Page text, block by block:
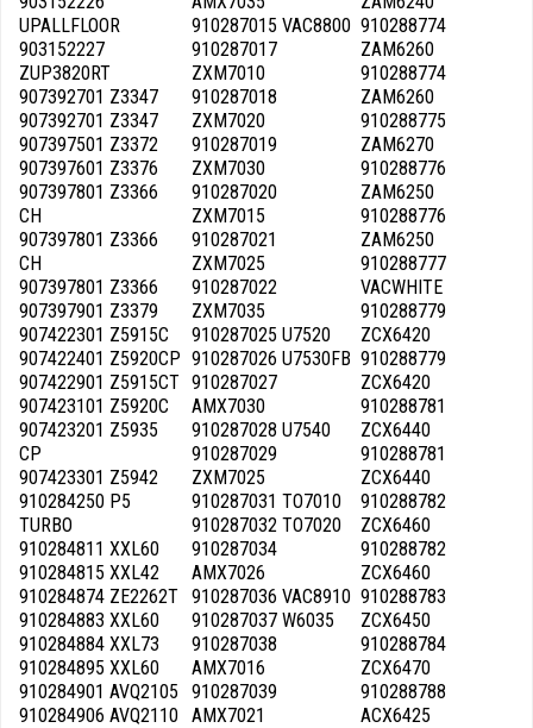
UPALLFLOOR
903152227
ZUP3820RT
907392701 Z3347
907392701 Z3347
907397501 Z3372
907397601 Z3376
907397801 Z3366
CH
907397801 Z3366
CH
907397801 Z3366
907397901 Z3379
907422301 Z5915C
907422401 Z5920CP
907422901 Z5915CT
907423101 Z5920C
907423201 Z5935
CP
907423301 Z5942
910284250 P5
TURBO
910284811 XXL60
910284815 XXL42
910284874 ZE2262T
910284883 XXL60
910284884 XXL73
910284895 XXL60
910284901 AVQ2105
910284906 AVQ2110
910287015 VAC8800
910287017
ZXM7010
910287018
ZXM7020
910287019
ZXM7030
910287020
ZXM7015
910287021
ZXM7025
910287022
ZXM7035
910287025 U7520
910287026 U7530FB
910287027
AMX7030
910287028 U7540
910287029
ZXM7025
910287031 TO7010
910287032 TO7020
910287034
AMX7026
910287036 VAC8910
910287037 W6035
910287038
AMX7016
910287039
AMX7021
910288774
ZAM6260
910288774
ZAM6260
910288775
ZAM6270
910288776
ZAM6250
910288776
ZAM6250
910288777
VACWHITE
910288779
ZCX6420
910288779
ZCX6420
910288781
ZCX6440
910288781
ZCX6440
910288782
ZCX6460
910288782
ZCX6460
910288783
ZCX6450
910288784
ZCX6470
910288788
ACX6425